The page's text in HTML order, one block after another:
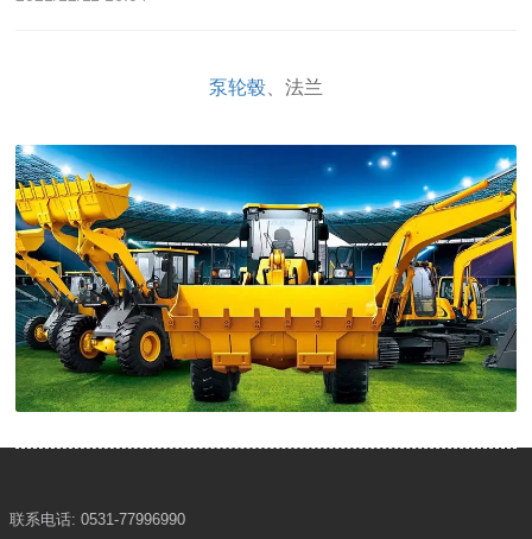
泵轮毂 、法兰
联系电话: 0531-77996990